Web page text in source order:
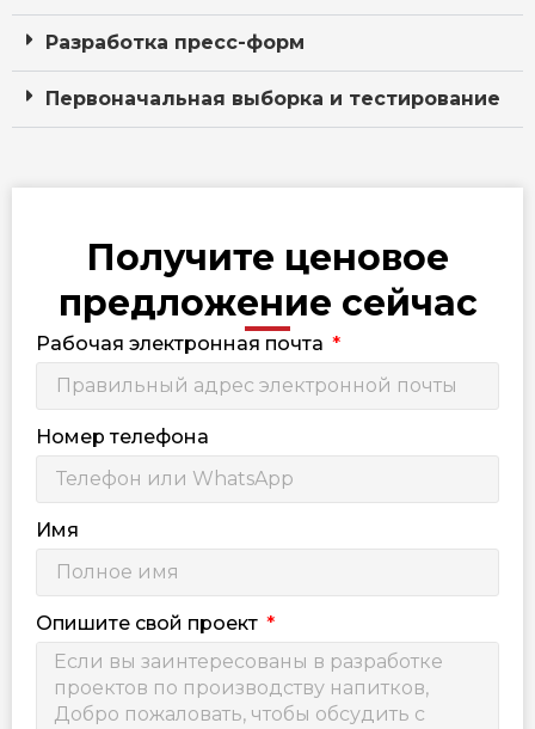
Разработка пресс-форм
Первоначальная выборка и тестирование
Получите ценовое
предложение сейчас
Рабочая электронная почта
Номер телефона
Имя
Опишите свой проект